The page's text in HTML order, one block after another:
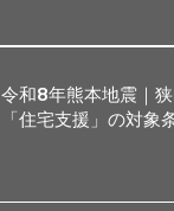
令和8年熊本地震｜
「住宅支援」の対象